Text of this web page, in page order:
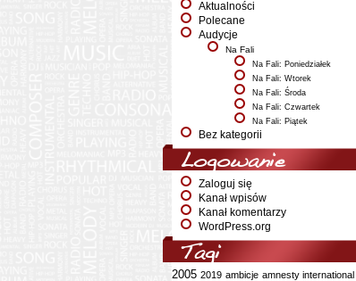
Aktualności
Polecane
Audycje
Na Fali
Na Fali: Poniedziałek
Na Fali: Wtorek
Na Fali: Środa
Na Fali: Czwartek
Na Fali: Piątek
Bez kategorii
Logowanie
Zaloguj się
Kanał wpisów
Kanał komentarzy
WordPress.org
Tagi
2005 2019 ambicje amnesty international